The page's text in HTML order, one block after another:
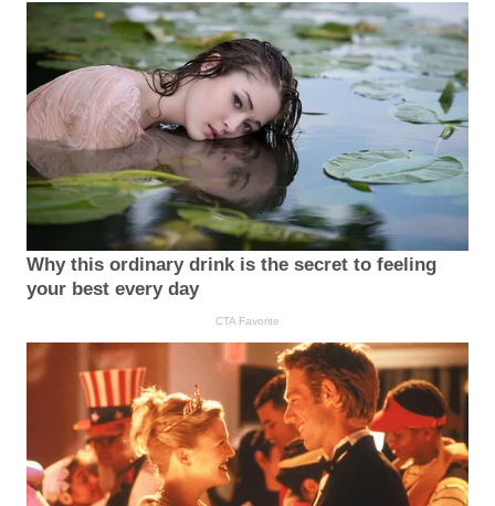
Why this ordinary drink is the secret to feeling
your best every day
CTA Favorite